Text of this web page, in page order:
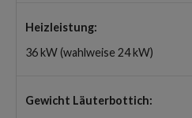
Heizleistung:
36 kW (wahlweise 24 kW)
Gewicht Läuterbottich: